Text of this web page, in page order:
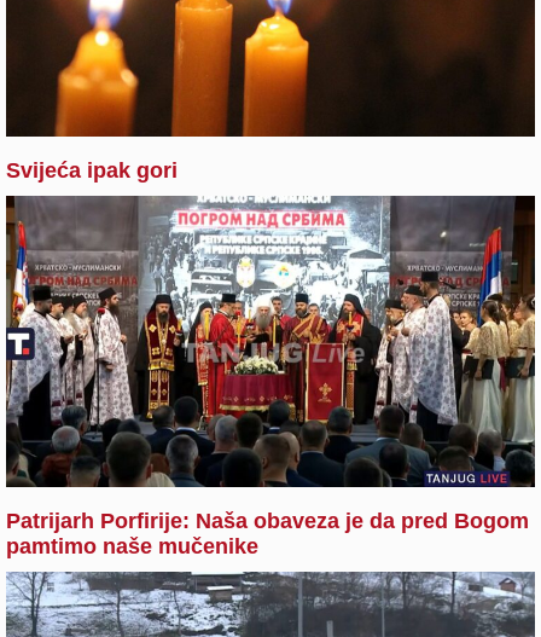
Svijeća ipak gori
Patrijarh Porfirije: Naša obaveza je da pred Bogom
pamtimo naše mučenike